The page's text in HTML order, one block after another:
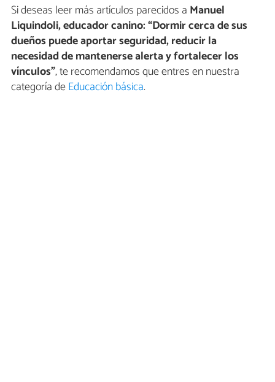
Si deseas leer más artículos parecidos a Manuel
Liquindoli, educador canino: “Dormir cerca de sus
dueños puede aportar seguridad, reducir la
necesidad de mantenerse alerta y fortalecer los
vínculos”, te recomendamos que entres en nuestra
categoría deEducación básica.